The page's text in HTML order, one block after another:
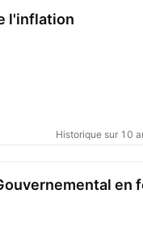
l'inflation
Historique sur 10
en